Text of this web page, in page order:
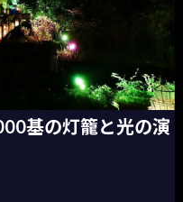
基の灯籠と光の演